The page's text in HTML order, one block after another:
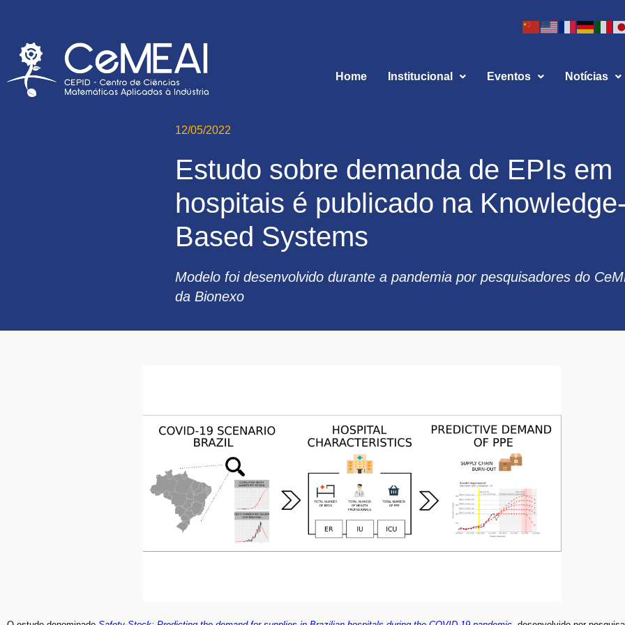
Home Institucional Eventos Notícias
12/05/2022
Estudo sobre demanda de EPIs em
hospitais é publicado na Knowledge-
Based Systems
Modelo foi desenvolvido durante a pandemia por pesquisadores do
da Bionexo